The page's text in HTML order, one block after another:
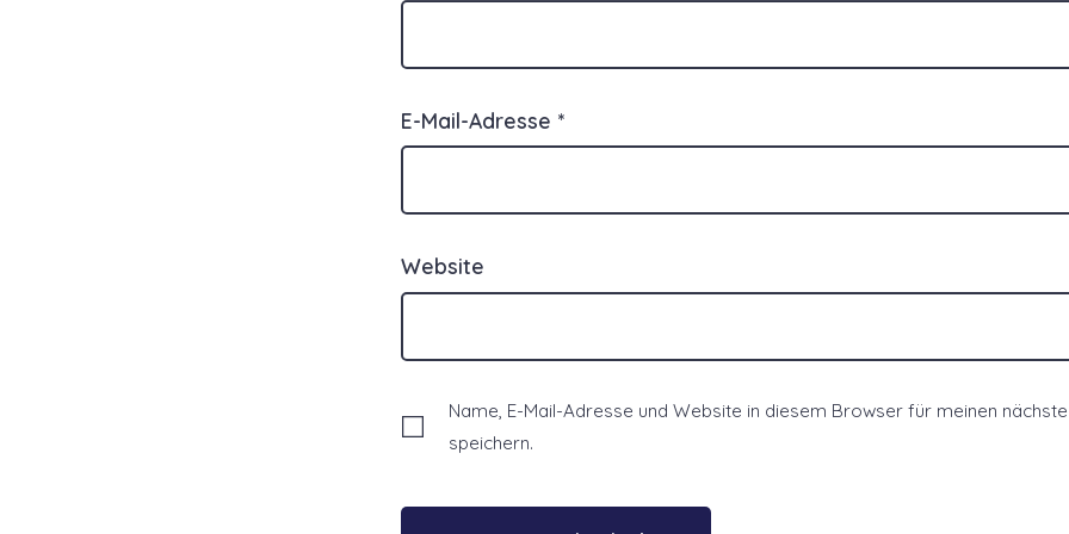
E-Mail-Adresse *
Website
Name, E-Mail-Adresse und Website in diesem Browser für meinen
speichern.